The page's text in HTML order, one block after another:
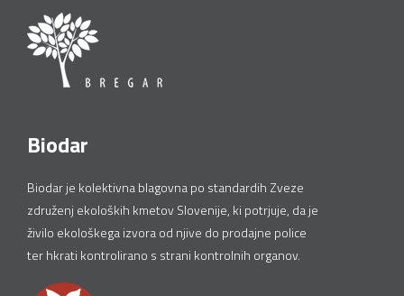
Biodar
Biodar je kolektivna blagovna po standardih Zveze
združenj ekoloških kmetov Slovenije, ki potrjuje, da je
živilo ekološkega izvora od njive do prodajne police
ter hkrati kontrolirano s strani kontrolnih organov.